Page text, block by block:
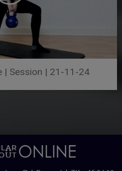
| Session | 21-11-24